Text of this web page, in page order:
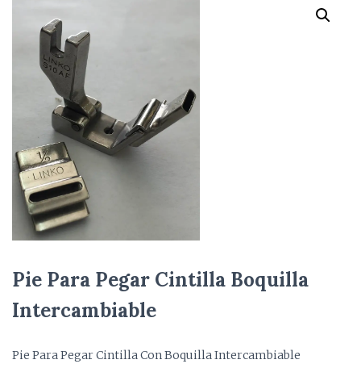
Pie Para Pegar Cintilla Boquilla
Intercambiable
Pie Para Pegar Cintilla Con Boquilla Intercambiable